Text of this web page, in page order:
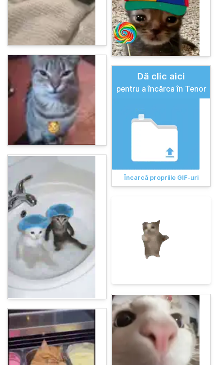
Dă clic aici
pentru a încărca în Tenor
Încarcă propriile GIF-uri